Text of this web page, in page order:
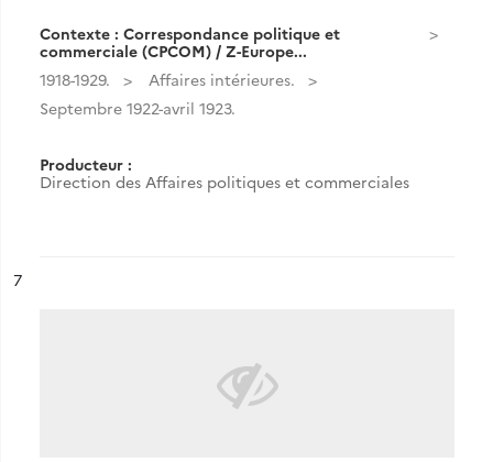
Contexte : Correspondance politique et
commerciale (CPCOM) / Z-Europe...
1918-1929.
Affaires intérieures.
Septembre 1922-avril 1923.
Producteur :
Direction des Affaires politiques et commerciales
n°
7